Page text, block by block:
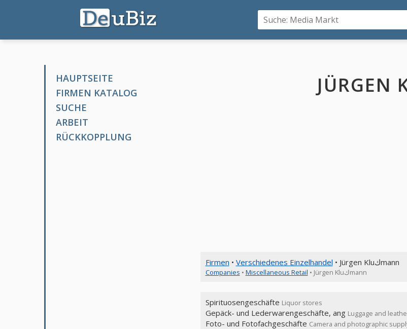
HAUPTSEITE
FIRMEN KATALOG
SUCHE
ARBEIT
RÜCKKOPPLUNG
Firmen • Verschiedenes Einzelhandel • Jürgen Kluكmann
Companies • Miscellaneous Retail • Jürgen Kluكmann
Spirituosengeschäfte Liquor stores
Gepäck- und Lederwarengeschäfte, ang Luggage and
Foto- und Fotofachgeschäfte Camera and photographic